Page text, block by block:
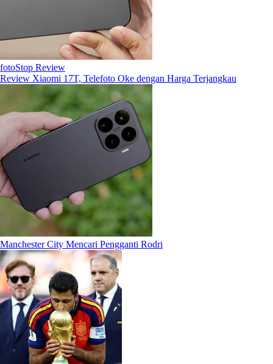
fotoStop Review
Review Xiaomi 17T, Telefoto Oke dengan Harga Terjangkau
Manchester City Mencari Pengganti Rodri